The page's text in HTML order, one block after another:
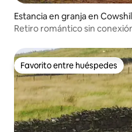
Estancia en granja en Cowshill
Retiro romántico sin
Favorito entre huéspedes
Favorito entre huéspedes